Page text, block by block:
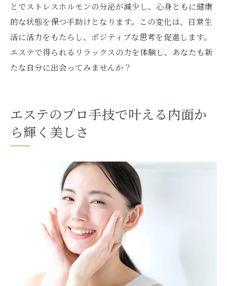
とでストレスホルモンの分泌が減少し、心身ともに健康
的な状態を保つ手助けとなります。この変化は、日常生
活に活力をもたらし、ポジティブな思考を促進します。
エステで得られるリラックスの力を体験し、あなたも新
たな自分に出会ってみませんか？
エステのプロ手技で叶える内面か
ら輝く美しさ